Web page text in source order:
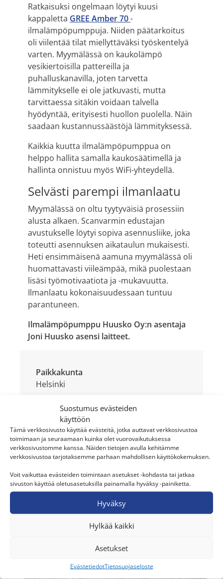
Suostumus evästeiden
käyttöön
Tämä verkkosivusto käyttää evästeitä, jotka auttavat verkkosivustoa
toimimaan ja seuraamaan kuinka olet vuorovaikutuksessa
verkkosivustomme kanssa. Näiden tietojen avulla kehitämme
verkkosivustoa tarjotaksemme parhaan mahdollisen käyttökokemuksen.
Voit vaikuttaa evästeiden toimintaan asetukset -kohdasta tai jatkaa
sivuston käyttöä oletusasetuksilla painamalla hyväksy -painiketta.
Hyväksy
Hylkää kaikki
Asetukset
EvästetiedotTietosuojaseloste
Ratkaisuksi ongelmaan löytyi kuusi
kappaletta GREE Amber 70-
ilmalämpöpumppuja. Niiden päätarkoitus
oli viilentää tilat miellyttäväksi työskentelyä
varten. Myymälässä on kaukolämpö
vesikiertoisilla pattereilla ja
puhalluskanavilla, joten tarvetta
lämmitykselle ei ole jatkuvasti, mutta
tarvittaessa sitäkin voidaan talvella
hyödyntää, erityisesti huollon puolella. Näin
saadaan kustannussäästöjä lämmityksessä.
Kaikkia kuutta ilmalämpöpumppua on
helppo hallita samalla kaukosäätimellä ja
hallinta onnistuu myös WiFi-yhteydellä.
Selvästi parempi ilmanlaatu
Myymälässä on oltu tyytyväisiä prosessiin
alusta alkaen. Scanvarmin edustajan
avustukselle löytyi sopiva asennusliike, joka
toteutti asennuksen aikataulun mukaisesti.
Heti ensimmäisenä aamuna myymälässä oli
huomattavasti viileämpää, mikä puolestaan
lisäsi työmotivaatiota ja -mukavuutta.
Ilmanlaatu kokonaisuudessaan tuntuu
parantuneen.
Ilmalämpöpumppu Huusko Oy:n asentaja
Joni Huusko asensi laitteet.
Paikkakunta
Helsinki
Myymälä
Myynti ja asennus
Ilmalämpöpumppu Huusko Oy
+358449819813
ilmalampopumppuhuusko@gmail.com
Kytötie 35
04430, Järvenpää